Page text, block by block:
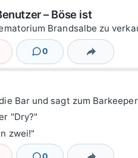
– Böse ist
Brandsalbe zu
lustig 0
KommentareTeilen
Bar und sagt zum
"Dry?"
zwei!"